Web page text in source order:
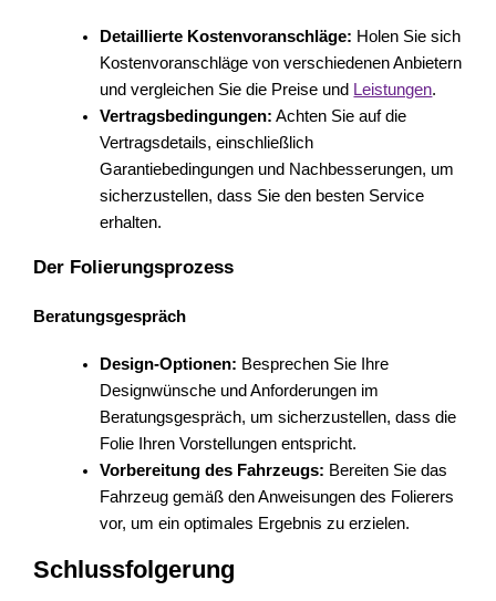
Detaillierte Kostenvoranschläge: Holen Sie sich
Kostenvoranschläge von verschiedenen Anbietern
und vergleichen Sie die Preise und Leistungen.
Vertragsbedingungen: Achten Sie auf die
Vertragsdetails, einschließlich
Garantiebedingungen und Nachbesserungen, um
sicherzustellen, dass Sie den besten Service
erhalten.
Der Folierungsprozess
Beratungsgespräch
Design-Optionen: Besprechen Sie Ihre
Designwünsche und Anforderungen im
Beratungsgespräch, um sicherzustellen, dass die
Folie Ihren Vorstellungen entspricht.
Vorbereitung des Fahrzeugs: Bereiten Sie das
Fahrzeug gemäß den Anweisungen des Folierers
vor, um ein optimales Ergebnis zu erzielen.
Schlussfolgerung